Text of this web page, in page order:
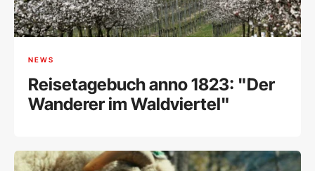
NEWS
Reisetagebuch anno 1823: "Der
Wanderer im Waldviertel"